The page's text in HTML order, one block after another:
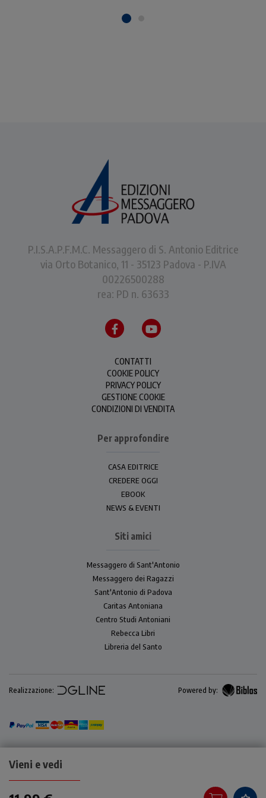
Vieni e vedi
P.I.S.A.P.F.M.C. Messaggero di S. Antonio Editrice
via Orto Botanico, 11 - 35123 Padova - P.IVA
00226500288
rea: PD n. 63633
CONTATTI
COOKIE POLICY
PRIVACY POLICY
GESTIONE COOKIE
CONDIZIONI DI VENDITA
Per approfondire
CASA EDITRICE
CREDERE OGGI
EBOOK
NEWS & EVENTI
Siti amici
Messaggero di Sant'Antonio
Messaggero dei Ragazzi
Sant'Antonio di Padova
Caritas Antoniana
Centro Studi Antoniani
Rebecca Libri
Libreria del Santo
Realizzazione: Powered by: